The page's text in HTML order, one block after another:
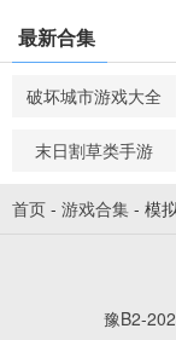
最新合集
破坏城市游戏大全
末日割草类手游
首页 - 游戏合集 - 模
豫B2-